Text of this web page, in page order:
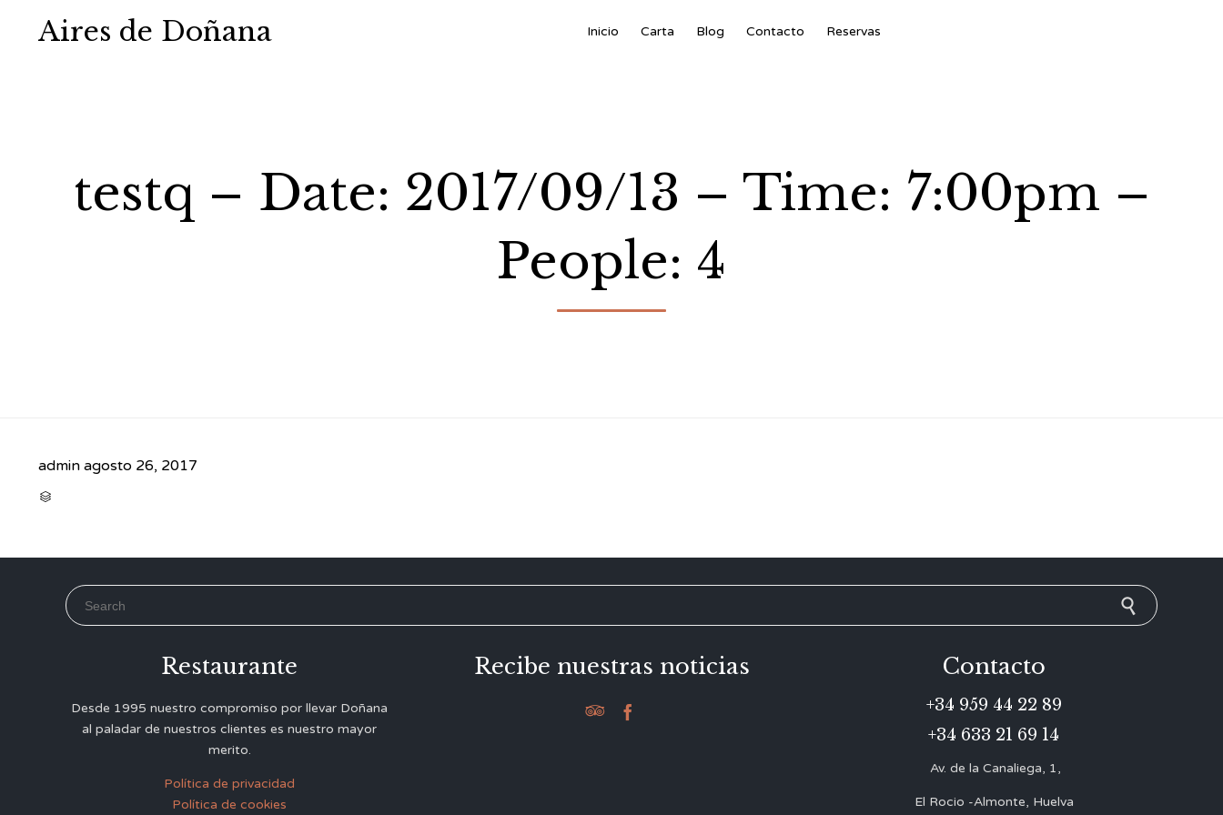
Aires de Doñana Inicio Carta Blog Contacto Reservas
testq – Date: 2017/09/13 – Time: 7:00pm –
People: 4
admin agosto 26, 2017

Search for:
Restaurante
Desde 1995 nuestro compromiso por llevar Doñana
al paladar de nuestros clientes es nuestro mayor
merito.
Política de privacidad
Política de cookies
Recibe nuestras noticias
 
Contacto
+34 959 44 22 89
+34 633 21 69 14
Av. de la Canaliega, 1,
El Rocio -Almonte, Huelva